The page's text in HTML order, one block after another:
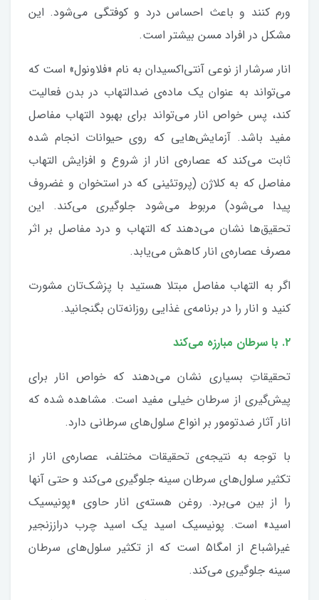
ورم کنند و باعث احساس درد و کوفتگی می‌شود. این
مشکل در افراد مسن بیشتر است.
انار سرشار از نوعی آنتی‌اکسیدان به نام «فلاونول» است که
می‌تواند به عنوان یک ماده‌ی ضدالتهاب در بدن فعالیت
کند، پس خواص انار می‌تواند برای بهبود التهاب مفاصل
مفید باشد. آزمایش‌هایی که روی حیوانات انجام شده
ثابت می‌کند که عصاره‌ی انار از شروع و افزایش التهاب
مفاصل که به کلاژن (پروتئینی که در استخوان و غضروف
پیدا می‌شود) مربوط می‌شود جلوگیری می‌کند. این
تحقیق‌ها نشان می‌دهند که التهاب و درد مفاصل بر اثر
مصرف عصاره‌ی انار کاهش می‌یابد.
اگر به التهاب مفاصل مبتلا هستید با پزشک‌تان مشورت
کنید و انار را در برنامه‌ی غذایی روزانه‌تان بگنجانید.
۲. با سرطان مبارزه می‌کند
تحقیقاتِ بسیاری نشان می‌دهند که خواص انار برای
پیش‌گیری از سرطان خیلی مفید است. مشاهده شده که
انار آثار ضدتومور بر انواع سلول‌های سرطانی دارد.
با توجه به نتیجه‌ی تحقیقات مختلف، عصاره‌ی انار از
تکثیر سلول‌های سرطان سینه جلوگیری می‌کند و حتی آنها
را از بین می‌برد. روغن هسته‌ی انار حاوی «پونیسیک
اسید» است. پونیسیک اسید یک اسید چرب دراز‌زنجیر
غیراشباع از امگا۵ است که از تکثیر سلول‌های سرطان
سینه جلوگیری می‌کند.